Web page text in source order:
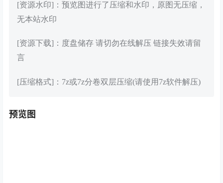
[资源水印]：预览图进行了压缩和水印，原图无压缩，
无本站水印
[资源下载]：度盘储存 请切勿在线解压 链接失效请留
言
[压缩格式]：7z或7z分卷双层压缩(请使用7z软件解压)
预览图